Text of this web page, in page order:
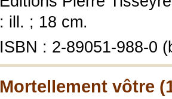
: ill. ; 18 cm.
ISBN : 2-89051-988-0
Mortellement vôtre